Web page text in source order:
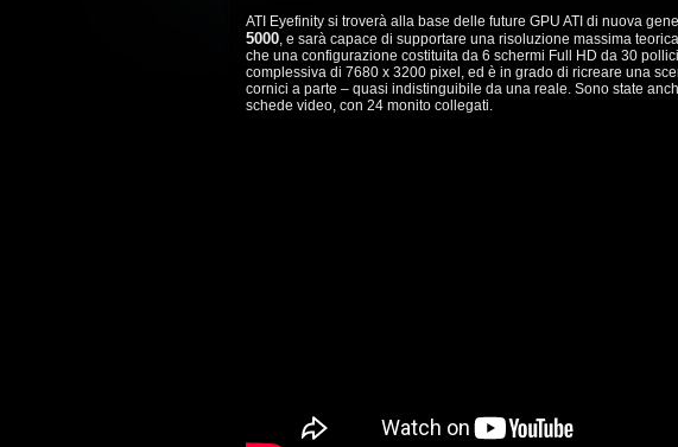
ATI Eyefinity si troverà alla base delle future GPU ATI di nuova
5000, e sarà capace di supportare una risoluzione massima
che una configurazione costituita da 6 schermi Full HD da 30
complessiva di 7680 x 3200 pixel, ed è in grado di ricreare una
cornici a parte – quasi indistinguibile da una reale. Sono state
schede video, con 24 monito collegati.